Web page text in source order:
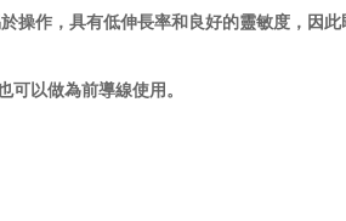
操作， 具有低伸長率和良好的靈敏度，因
以做為前導線使用。